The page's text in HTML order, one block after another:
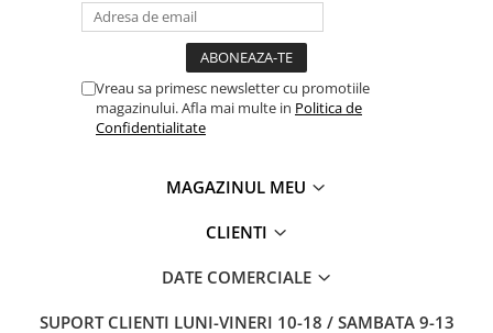
Vreau sa primesc newsletter cu promotiile
magazinului. Afla mai multe in Politica de
Confidentialitate
MAGAZINUL MEU
CLIENTI
DATE COMERCIALE
SUPORT CLIENTI LUNI-VINERI 10-18 / SAMBATA 9-13